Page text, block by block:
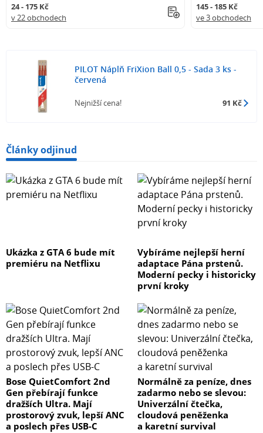
24 - 175 Kč
v 22 obchodech
145 - 185 Kč
ve 3 obchodech
PILOT Náplň FriXion Ball 0,5 - Sada 3 ks -
červená
Nejnižší cena! 91 Kč
Články odjinud
Ukázka z GTA 6 bude mít
premiéru na Netflixu
Vybíráme nejlepší herní
adaptace Pána prstenů.
Moderní pecky i historicky
první kroky
Bose QuietComfort 2nd
Gen přebírají funkce
dražších Ultra. Mají
prostorový zvuk, lepší ANC
a poslech přes USB-C
Normálně za peníze, dnes
zadarmo nebo se slevou:
Univerzální čtečka,
cloudová peněženka
a karetní survival